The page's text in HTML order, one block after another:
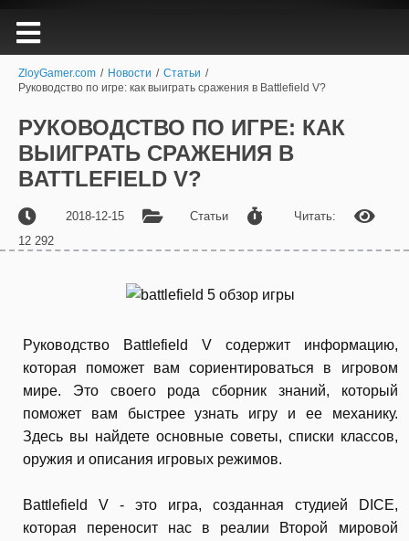
ZloyGamer.com / Новости / Статьи /
Руководство по игре: как выиграть сражения в Battlefield V?
РУКОВОДСТВО ПО ИГРЕ: КАК
ВЫИГРАТЬ СРАЖЕНИЯ В
BATTLEFIELD V?
2018-12-15 Статьи
Читать:
12 292
Руководство Battlefield V содержит информацию,
которая поможет вам сориентироваться в игровом
мире. Это своего рода сборник знаний, который
поможет вам быстрее узнать игру и ее механику.
Здесь вы найдете основные советы, списки классов,
оружия и описания игровых режимов.
Battlefield V - это игра, созданная студией DICE,
которая переносит нас в реалии Второй мировой